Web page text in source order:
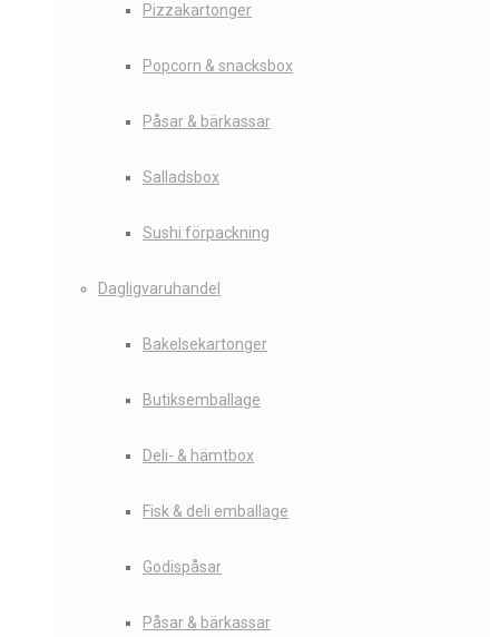
Pizzakartonger
Popcorn & snacksbox
Påsar & bärkassar
Salladsbox
Sushi förpackning
Dagligvaruhandel
Bakelsekartonger
Butiksemballage
Deli- & hämtbox
Fisk & deli emballage
Godispåsar
Påsar & bärkassar